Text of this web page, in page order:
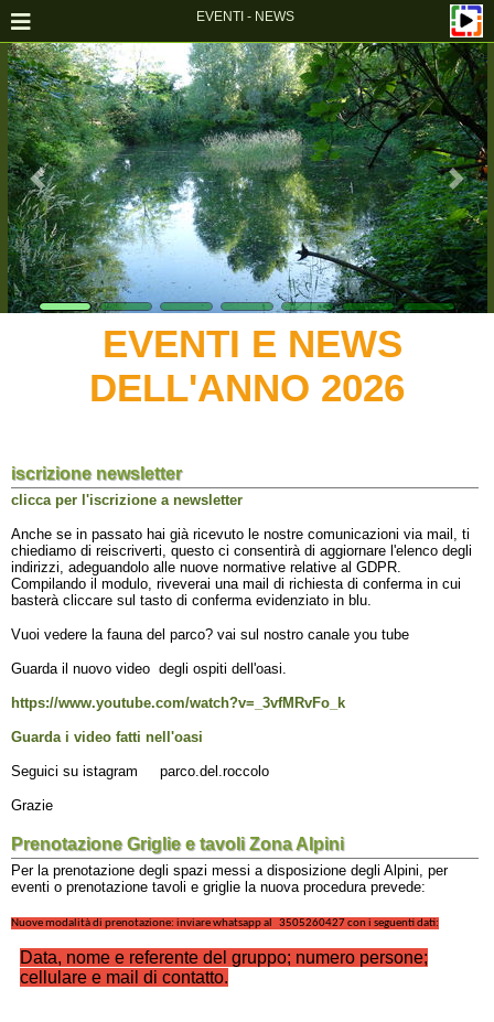
EVENTI - NEWS
EVENTI E NEWS
DELL'ANNO 2026
iscrizione newsletter
clicca per l'iscrizione a newsletter
Anche se in passato hai già ricevuto le nostre comunicazioni via mail, ti
chiediamo di reiscriverti, questo ci consentirà di aggiornare l'elenco degli
indirizzi, adeguandolo alle nuove normative relative al GDPR.
Compilando il modulo, riveverai una mail di richiesta di conferma in cui
basterà cliccare sul tasto di conferma evidenziato in blu.
Vuoi vedere la fauna del parco? vai sul nostro canale you tube
Guarda il nuovo video degli ospiti dell'oasi.
https://www.youtube.com/watch?v=_3vfMRvFo_k
Guarda i video fatti nell'oasi
Seguici su istagram parco.del.roccolo
Grazie
Prenotazione Griglie e tavoli Zona Alpini
Per la prenotazione degli spazi messi a disposizione degli Alpini, per
eventi o prenotazione tavoli e griglie la nuova procedura prevede:
Nuove modalità di prenotazione: inviare whatsapp al 3505260427 con i seguenti dati:
Data, nome e referente del gruppo; numero persone;
cellulare e mail di contatto.